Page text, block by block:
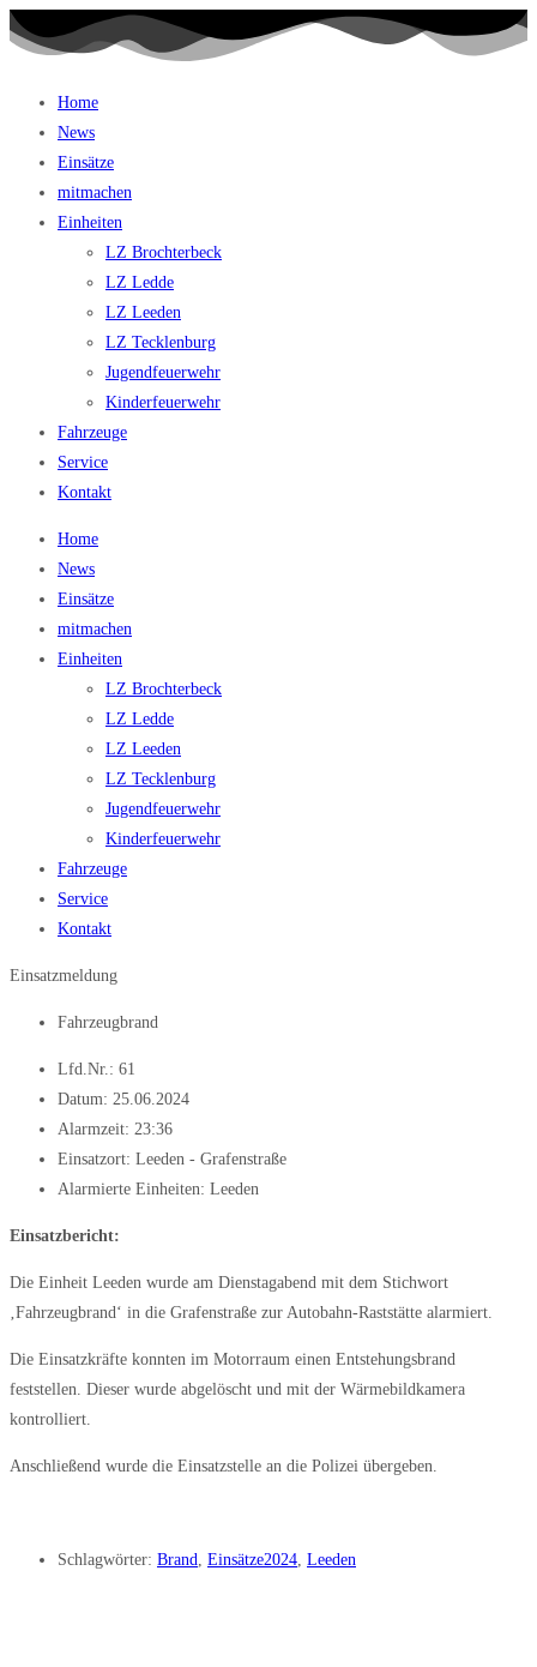
Home
News
Einsätze
mitmachen
Einheiten
LZ Brochterbeck
LZ Ledde
LZ Leeden
LZ Tecklenburg
Jugendfeuerwehr
Kinderfeuerwehr
Fahrzeuge
Service
Kontakt
Home
News
Einsätze
mitmachen
Einheiten
LZ Brochterbeck
LZ Ledde
LZ Leeden
LZ Tecklenburg
Jugendfeuerwehr
Kinderfeuerwehr
Fahrzeuge
Service
Kontakt
Einsatzmeldung
Fahrzeugbrand
Lfd.Nr.: 61
Datum: 25.06.2024
Alarmzeit: 23:36
Einsatzort: Leeden - Grafenstraße
Alarmierte Einheiten: Leeden
Einsatzbericht:
Die Einheit Leeden wurde am Dienstagabend mit dem Stichwort
‚Fahrzeugbrand‘ in die Grafenstraße zur Autobahn-Raststätte alarmiert.
Die Einsatzkräfte konnten im Motorraum einen Entstehungsbrand
feststellen. Dieser wurde abgelöscht und mit der Wärmebildkamera
kontrolliert.
Anschließend wurde die Einsatzstelle an die Polizei übergeben.
Schlagwörter: Brand, Einsätze2024, Leeden